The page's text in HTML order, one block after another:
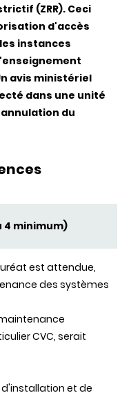
(ZRR). Ceci
d'accès
instances
avis ministériel
dans une unité
du
4 minimum)
est attendue,
des systèmes
CVC, serait
et de